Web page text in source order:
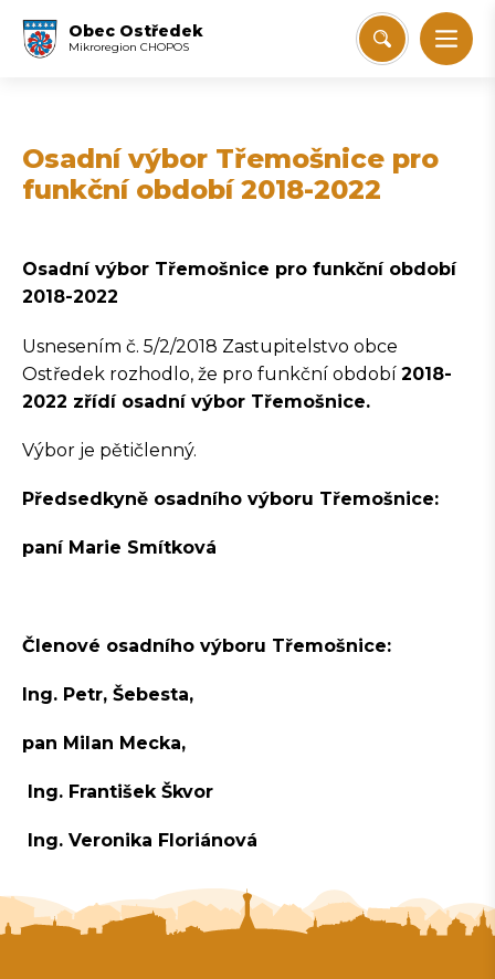
Obec Ostředek
Mikroregion CHOPOS
Osadní výbor Třemošnice pro
funkční období 2018-2022
Osadní výbor Třemošnice pro funkční období
2018-2022
Usnesením č. 5/2/2018 Zastupitelstvo obce
Ostředek rozhodlo, že pro funkční období 2018-
2022 zřídí osadní výbor Třemošnice.
Výbor je pětičlenný.
Předsedkyně osadního výboru Třemošnice:
paní Marie Smítková
Členové osadního výboru Třemošnice:
Ing. Petr, Šebesta,
pan Milan Mecka,
Ing. František Škvor
Ing. Veronika Floriánová